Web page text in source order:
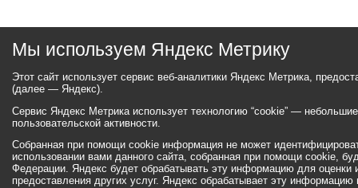
Мы используем Яндекс Метрику
Этот сайт использует сервис веб-аналитики Яндекс Метрика,
(далее — Яндекс).
Сервис Яндекс Метрика использует технологию “cookie” —
пользовательской активности.
Собранная при помощи cookie информация не может
использовании вами данного сайта, собранная при помощи cookie,
Федерации. Яндекс будет обрабатывать эту информацию для оценки
предоставления других услуг. Яндекс обрабатывает эту